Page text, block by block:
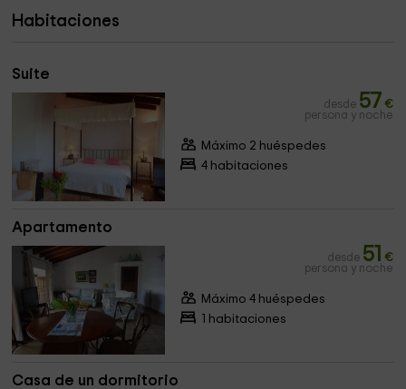
Habitaciones
Suite
desde 57 €
persona y noche
Máximo 2 huéspedes
4 habitaciones
Apartamento
desde 51 €
persona y noche
Máximo 4 huéspedes
1 habitaciones
Casa de un dormitorio